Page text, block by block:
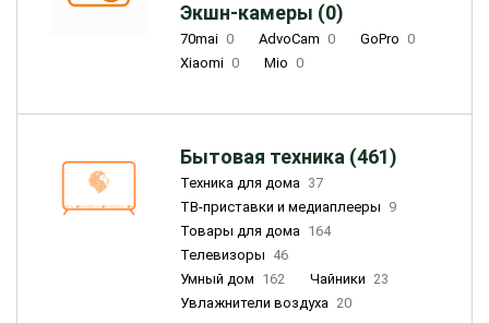
Экшн-камеры (0)
70mai 0 AdvoCam 0 GoPro 0
Xiaomi 0 Mio 0
Бытовая техника (461)
Техника для дома 37
ТВ-приставки и медиаплееры 9
Товары для дома 164
Телевизоры 46
Умный дом 162 Чайники 23
Увлажнители воздуха 20